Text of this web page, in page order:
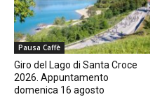
Pausa Caffè
Giro del Lago di Santa Croce
2026. Appuntamento
domenica 16 agosto